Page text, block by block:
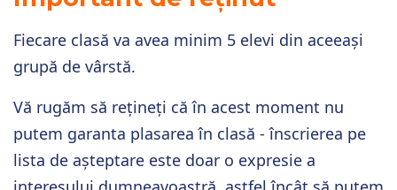
Fiecare clasă va avea minim 5 elevi din aceeași
grupă de vârstă.
Vă rugăm să rețineți că în acest moment nu
putem garanta plasarea în clasă - înscrierea pe
lista de așteptare este doar o expresie a